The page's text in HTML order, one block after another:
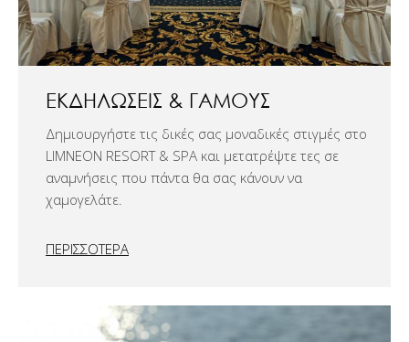
ΕΚΔΗΛΏΣΕΙΣ & ΓΆΜΟΥΣ
Δημιουργήστε τις δικές σας μοναδικές στιγμές στο
LIMNEON RESORT & SPA και μετατρέψτε τες σε
αναμνήσεις που πάντα θα σας κάνουν να
χαμογελάτε.
ΠΕΡΙΣΣΟΤΕΡΑ